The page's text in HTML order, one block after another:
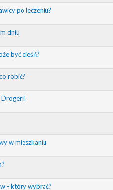
po leczeniu?
dniu
być cieśń?
robić?
Drogerii
w mieszkaniu
- który wybrać?